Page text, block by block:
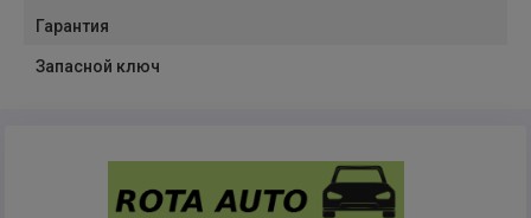
Гарантия
Запасной ключ